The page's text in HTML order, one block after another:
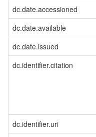
dc.date.accessioned
dc.date.available
dc.date.issued
dc.identifier.citation
dc.identifier.uri